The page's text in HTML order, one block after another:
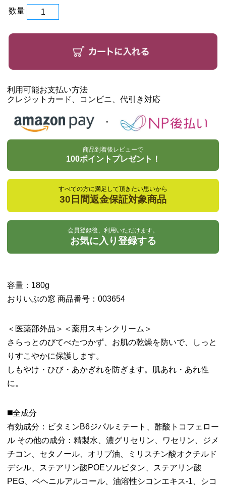
数量
利用可能お支払い方法
クレジットカード、コンビニ、代引き対応
商品到着後レビューで
100ポイントプレゼント！
すべての方に満足して頂きたい思いから
30日間返金保証対象商品
会員登録後、利用いただけます。
お気に入り登録する
容量：180g
おりいぶの窓 商品番号：003654
＜医薬部外品＞＜薬用スキンクリーム＞
さらっとのびてべたつかず、お肌の乾燥を防いで、しっと
りすこやかに保護します。
しもやけ・ひび・あかぎれを防ぎます。肌あれ・あれ性
に。
◼️全成分
有効成分：ビタミンB6ジパルミテート、酢酸トコフェロー
ル その他の成分：精製水、濃グリセリン、ワセリン、ジメ
チコン、セタノール、オリブ油、ミリスチン酸オクチルド
デシル、ステアリン酸POEソルビタン、ステアリン酸
PEG、ベヘニルアルコール、油溶性シコンエキス-1、シコ